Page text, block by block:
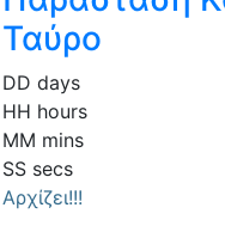
Ταύρο
DD days
HH hours
MM mins
SS secs
Αρχίζει!!!